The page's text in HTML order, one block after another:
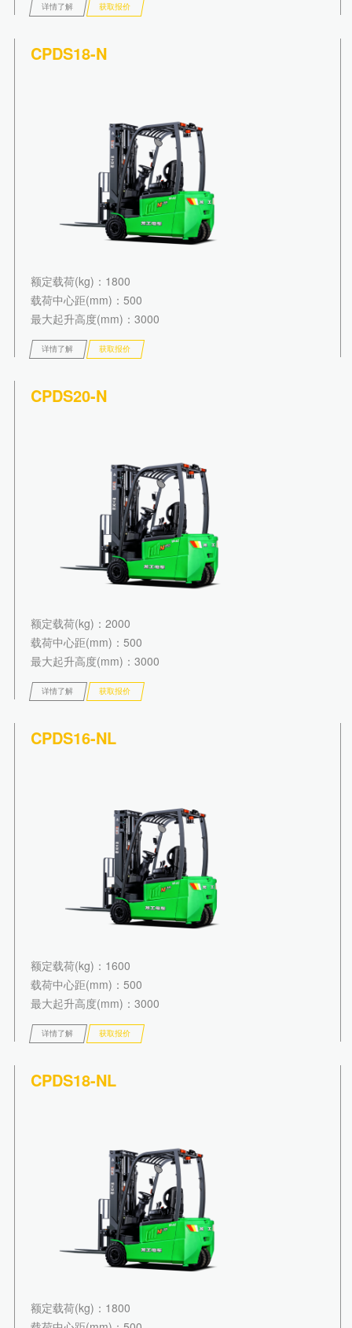
详情了解 获取报价
CPDS18-N
额定载荷(kg) ：1800
载荷中心距(mm) ：500
最大起升高度(mm) ：3000
详情了解 获取报价
CPDS20-N
额定载荷(kg) ：2000
载荷中心距(mm) ：500
最大起升高度(mm) ：3000
详情了解 获取报价
CPDS16-NL
额定载荷(kg) ：1600
载荷中心距(mm) ：500
最大起升高度(mm) ：3000
详情了解 获取报价
CPDS18-NL
额定载荷(kg) ：1800